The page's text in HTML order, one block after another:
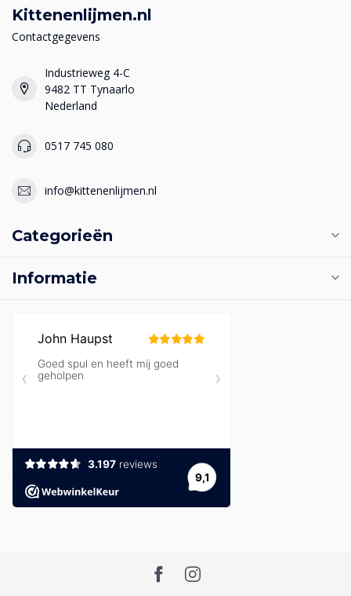
Kittenenlijmen.nl
Contactgegevens
Industrieweg 4-C
9482 TT Tynaarlo
Nederland
0517 745 080
info@kittenenlijmen.nl
Categorieën
Informatie